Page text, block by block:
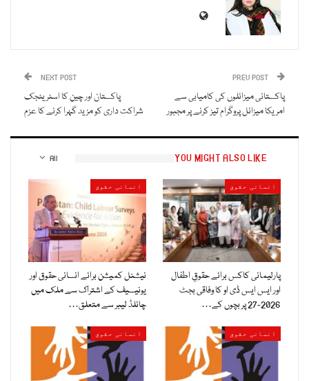
پاکستانی میزائلوں کی کامیابی سے
امریکا میزائل پروگرام تیز کرنے پر مجبور
NEXT POST
پاکستان اور چین کا اسٹریٹجک
شراکت داری کو مزید گہرا کرنے کا عزم
All YOU MIGHT ALSO LIKE
انسانی حقوق
پارلیمانی کاکس برائے حقوقِ اطفال
اور ایس ایس ڈی او کا وفاقی بجٹ
2026-27 پر بچوں کے…
انسانی حقوق
نیشنل کمیشن برائے انسانی حقوق اور
یونیسیف کے اشتراک سے ملک میں
چائلڈ لیبر سے متعلق…
انسانی حقوق انسانی حقوق